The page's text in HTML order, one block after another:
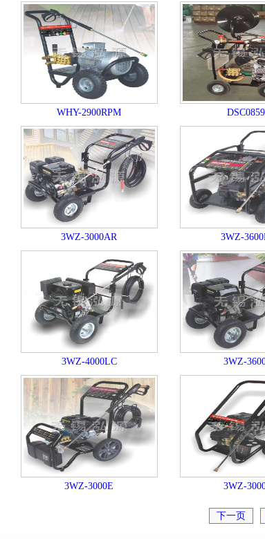
WHY-2900RPM
3WZ-3000AR 3WZ-
3WZ-4000LC 3WZ-
3WZ-3000E 3WZ-
下一页